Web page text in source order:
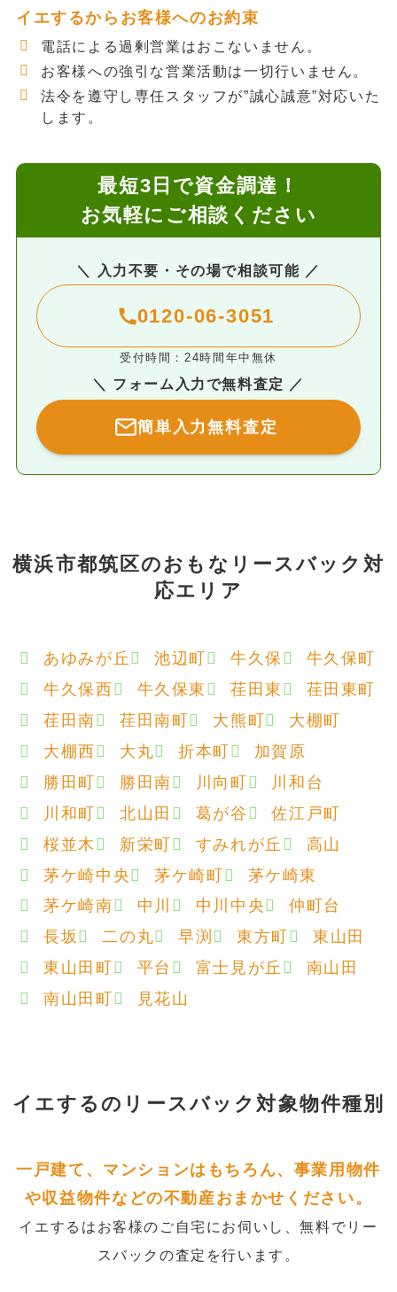
イエするからお客様へのお約束
電話による過剰営業はおこないません。
お客様への強引な営業活動は一切行いません。
法令を遵守し専任スタッフが”誠心誠意”対応いた
します。
最短3日で資金調達！
お気軽にご相談ください
＼ 入力不要・その場で相談可能 ／
0120-06-3051
受付時間：24時間年中無休
＼ フォーム入力で無料査定 ／
簡単入力無料査定
横浜市都筑区のおもなリースバック対
応エリア
あゆみが丘 池辺町 牛久保
牛久保町
牛久保西
牛久保東 荏田東
荏田東町
荏田南
荏田南町 大熊町
大棚町
大棚西
大丸 折本町
加賀原
勝田町
勝田南 川向町
川和台
川和町
北山田 葛が谷
佐江戸町
桜並木
新栄町 すみれが丘
高山
茅ケ崎中央
茅ケ崎町
茅ケ崎東
茅ケ崎南
中川 中川中央
仲町台
長坂
二の丸 早渕 東方町
東山田
東山田町
平台 富士見が丘
南山田
南山田町
見花山
イエするの リースバック対象物件種別
一戸建て、マンションはもちろん、事業用物件
や収益物件などの不動産おまかせください。
イエするはお客様のご自宅にお伺いし、無料でリー
スバックの査定を行います。